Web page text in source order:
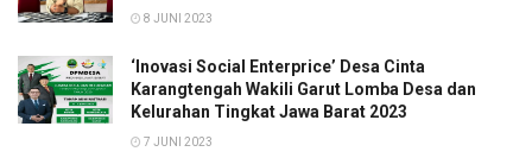
8 JUNI 2023
‘Inovasi Social Enterprice’ Desa Cinta
Karangtengah Wakili Garut Lomba Desa dan
Kelurahan Tingkat Jawa Barat 2023
7 JUNI 2023